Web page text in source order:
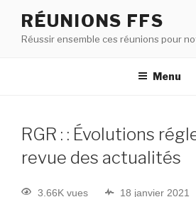
RÉUNIONS FFS
Réussir ensemble ces réunions pour
Menu
RGR : : Évolutions
revue des actualités
3.66K vues
18 janvier 2021